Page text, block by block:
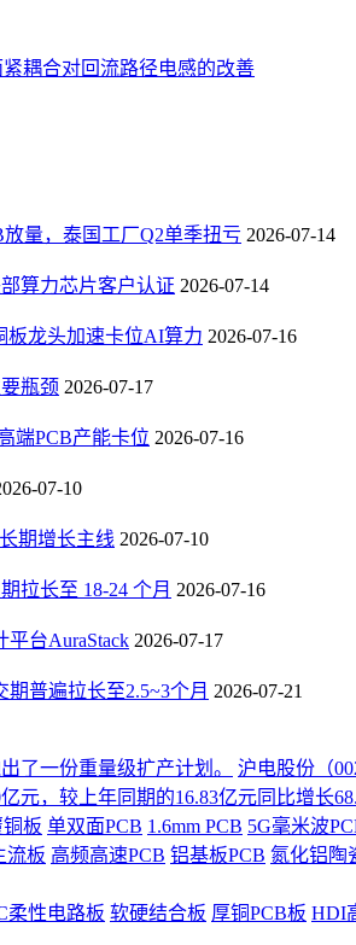
耦合对回流路径电感的改善
量，泰国工厂Q2单季扭亏 2026-07-14
算力芯片客户认证 2026-07-14
板龙头加速卡位AI算力 2026-07-16
瓶颈 2026-07-17
端PCB产能卡位 2026-07-16
07-10
期增长主线 2026-07-10
拉长至 18-24 个月 2026-07-16
台AuraStack 2026-07-17
期普遍拉长至2.5~3个月 2026-07-21
了一份重量级扩产计划。
沪电股份（
，较上年同期的16.83亿元同比增长
板 单双面PCB 1.6mm PCB 5G毫米波
流板 高频高速PCB 铝基板PCB 氮化铝陶
柔性电路板 软硬结合板 厚铜PCB板 HDI